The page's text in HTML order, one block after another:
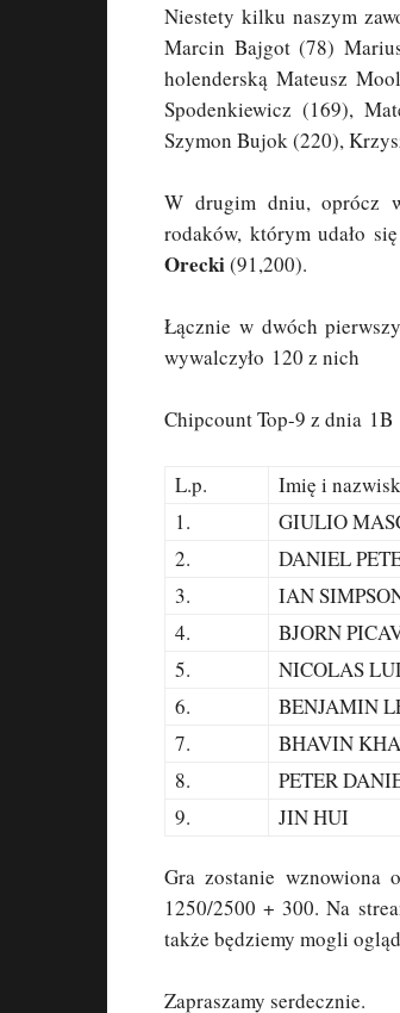
Niestety kilku naszym
Marcin Bajgot (78)
holenderską Mateusz
Spodenkiewicz (169),
Szymon Bujok (220),
W drugim dniu, oprócz
rodaków, którym udało
Orecki(91,200).
Łącznie w dwóch
wywalczyło 120 z nich
Chipcount Top-9 z dnia 1B
L.p. Imię i
1.
GIULIO
2.
DANIEL
3.
IAN
4.
BJORN
5.
NICOLAS
6.
BENJAMIN
7.
BHAVIN
8.
PETER
9.
JIN HUI
Gra zostanie
1250/2500 + 300. Na
także będziemy mogli
Zapraszamy serdecznie.